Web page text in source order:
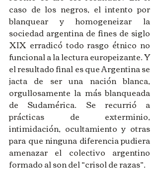
caso de los negros, el intento por
blanquear y homogeneizar la
sociedad argentina de fines de siglo
XIX erradicó todo rasgo étnico no
funcional a la lectura europeizante. Y
el resultado final es que Argentina se
jacta de ser una nación blanca,
orgullosamente la más blanqueada
de Sudamérica. Se recurrió a
prácticas de exterminio,
intimidación, ocultamiento y otras
para que ninguna diferencia pudiera
amenazar el colectivo argentino
formado al son del “crisol de razas”.